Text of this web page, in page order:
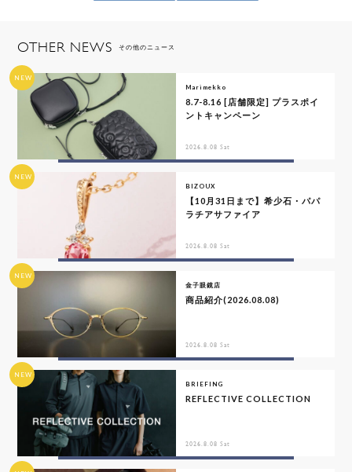
OTHER NEWS その他のニュース
NEW
Marimekko
8.7-8.16 [店舗限定] プラスポイ
ントキャンペーン
2026.8.08 Sat
NEW
BIZOUX
【10月31日まで】希少石・パパ
ラチアサファイア
2026.8.08 Sat
NEW
金子眼鏡店
商品紹介(2026.08.08)
2026.8.08 Sat
NEW
BRIEFING
REFLECTIVE COLLECTION
2026.8.08 Sat